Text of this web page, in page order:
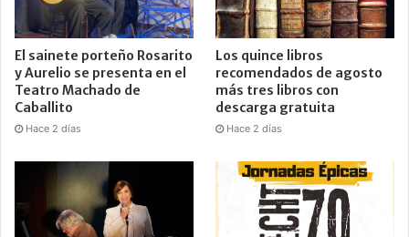
El sainete porteño Rosarito
y Aurelio se presenta en el
Teatro Machado de
Caballito
Hace 2 días
Los quince libros
recomendados de agosto
más tres libros con
descarga gratuita
Hace 2 días